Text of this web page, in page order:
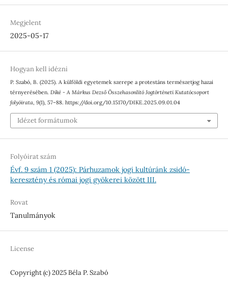
Megjelent
2025-05-17
Hogyan kell idézni
P. Szabó, B. (2025). A külföldi egyetemek szerepe a protestáns természetjog hazai
térnyerésében. Díké - A Márkus Dezső Összehasonlító Jogtörténeti Kutatócsoport
folyóirata, 9(1), 57–88. https://doi.org/10.15170/DIKE.2025.09.01.04
Idézet formátumok
Folyóirat szám
Évf. 9 szám 1 (2025): Párhuzamok jogi kultúránk zsidó-
keresztény és római jogi gyökerei között III.
Rovat
Tanulmányok
License
Copyright (c) 2025 Béla P. Szabó